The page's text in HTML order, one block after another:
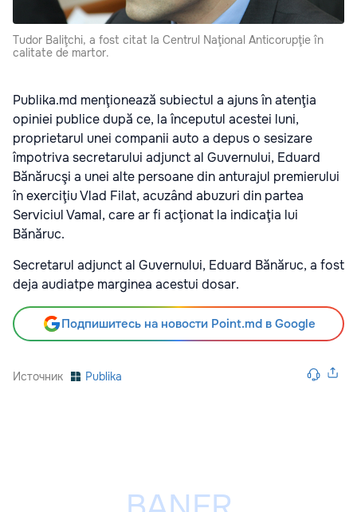
Tudor Baliţchi, a fost citat la Centrul Naţional Anticorupţie în
calitate de martor.
Publika.md menţionează subiectul a ajuns în atenţia
opiniei publice după ce, la începutul acestei luni,
proprietarul unei companii auto a depus o sesizare
împotriva secretarului adjunct al Guvernului, Eduard
Bănărucşi a unei alte persoane din anturajul premierului
în exerciţiu Vlad Filat, acuzând abuzuri din partea
Serviciul Vamal, carear fi acţionat la indicaţia lui
Bănăruc.
Secretarul adjunct al Guvernului, Eduard Bănăruc, a fost
deja audiatpe marginea acestui dosar.
Подпишитесь на новости Point.md в Google
Источник Publika